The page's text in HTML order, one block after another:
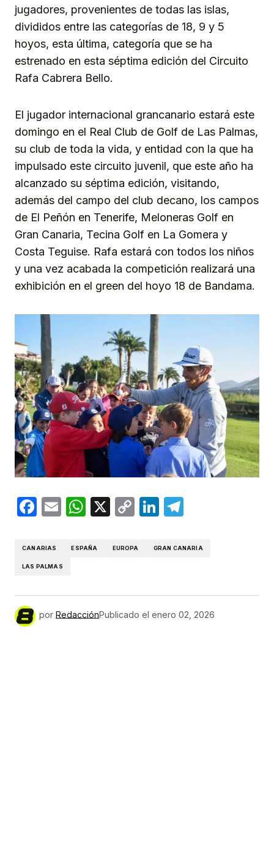
jugadores, provenientes de todas las islas,
divididos entre las categorías de 18, 9 y 5
hoyos, esta última, categoría que se ha
estrenado en esta séptima edición del Circuito
Rafa Cabrera Bello.
El jugador internacional grancanario estará este
domingo en el Real Club de Golf de Las Palmas,
su club de toda la vida, y entidad con la que ha
impulsado este circuito juvenil, que este año ha
alcanzado su séptima edición, visitando,
además del campo del club decano, los campos
de El Peñón en Tenerife, Meloneras Golf en
Gran Canaria, Tecina Golf en La Gomera y
Costa Teguise. Rafa estará con todos los niños
y una vez acabada la competición realizará una
exhibición en el green del hoyo 18 de Bandama.
Facebook
EmailWhatsApp
X
CopyLinkedIn
CANARIAS ESPAÑA EUROPA GRAN CANARIA
LAS PALMAS
por RedacciónPublicado el enero 02, 2026